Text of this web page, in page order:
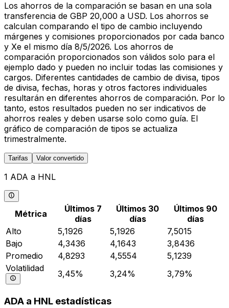
Los ahorros de la comparación se basan en una sola
transferencia de GBP 20,000 a USD. Los ahorros se
calculan comparando el tipo de cambio incluyendo
márgenes y comisiones proporcionados por cada banco
y Xe el mismo día 8/5/2026. Los ahorros de
comparación proporcionados son válidos solo para el
ejemplo dado y pueden no incluir todas las comisiones y
cargos. Diferentes cantidades de cambio de divisa, tipos
de divisa, fechas, horas y otros factores individuales
resultarán en diferentes ahorros de comparación. Por lo
tanto, estos resultados pueden no ser indicativos de
ahorros reales y deben usarse solo como guía. El
gráfico de comparación de tipos se actualiza
trimestralmente.
Tarifas Valor convertido
1 ADA a HNL
Métrica
Últimos 7
días
Últimos 30
días
Últimos 90
días
Alto
5,1926 5,1926
7,5015
Bajo
4,3436 4,1643
3,8436
Promedio
4,8293 4,5554
5,1239
Volatilidad
3,45% 3,24% 3,79%
ADA a HNL estadísticas